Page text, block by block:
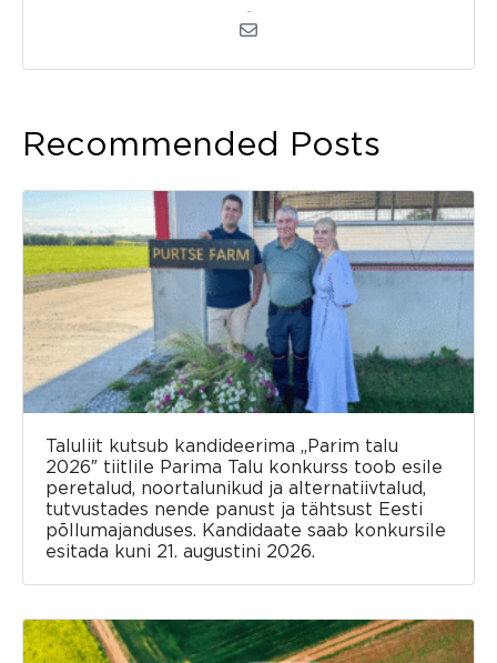
Recommended Posts
Taluliit kutsub kandideerima „Parim talu
2026″ tiitlile Parima Talu konkurss toob esile
peretalud, noortalunikud ja alternatiivtalud,
tutvustades nende panust ja tähtsust Eesti
põllumajanduses. Kandidaate saab konkursile
esitada kuni 21. augustini 2026.